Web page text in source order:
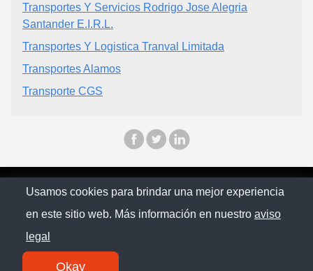
Transportes Y Servicios Rodrigo Jose Alegria
Santander E.I.R.L.
Transportes Y Logistica Tranval Limitada
Transportes Alamos
Transporte CGS
© Chilopina 2026
Política de privacidad
Usamos cookies para brindar una mejor experiencia
en este sitio web. Más información en nuestro aviso
legal
Okay